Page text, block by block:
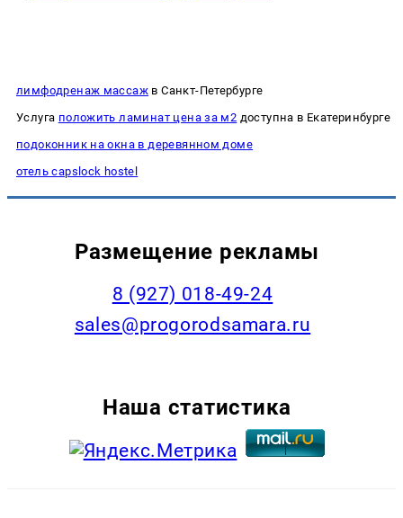
лимфодренаж массаж в Санкт-Петербурге
Услуга положить ламинат цена за м2 доступна в Екатеринбурге
подоконник на окна в деревянном доме
отель capslock hostel
Размещение рекламы
8 (927) 018-49-24
sales@progorodsamara.ru
Наша статистика